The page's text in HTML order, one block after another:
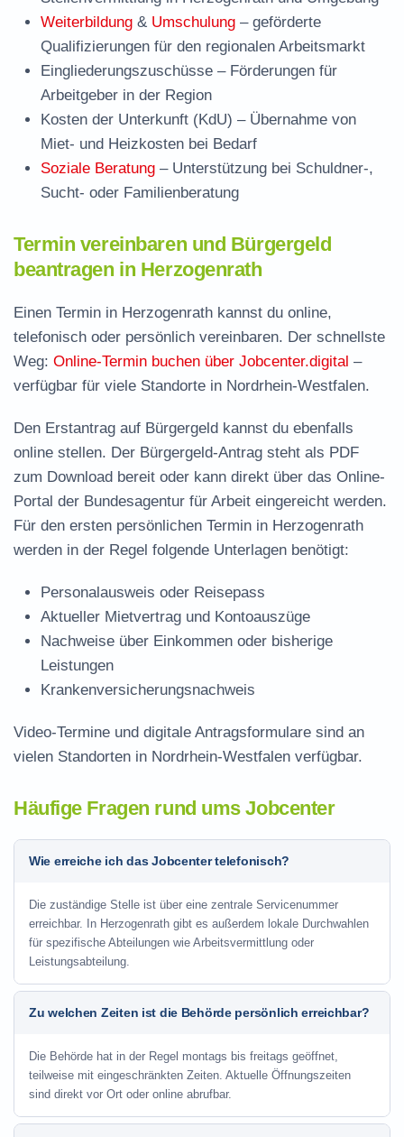
Weiterbildung & Umschulung – geförderte
Qualifizierungen für den regionalen Arbeitsmarkt
Eingliederungszuschüsse – Förderungen für
Arbeitgeber in der Region
Kosten der Unterkunft (KdU) – Übernahme von
Miet- und Heizkosten bei Bedarf
Soziale Beratung – Unterstützung bei Schuldner-,
Sucht- oder Familienberatung
Termin vereinbaren und Bürgergeld
beantragen in Herzogenrath
Einen Termin in Herzogenrath kannst du online,
telefonisch oder persönlich vereinbaren. Der schnellste
Weg: Online-Termin buchen über Jobcenter.digital –
verfügbar für viele Standorte in Nordrhein-Westfalen.
Den Erstantrag auf Bürgergeld kannst du ebenfalls
online stellen. Der Bürgergeld-Antrag steht als PDF
zum Download bereit oder kann direkt über das Online-
Portal der Bundesagentur für Arbeit eingereicht werden.
Für den ersten persönlichen Termin in Herzogenrath
werden in der Regel folgende Unterlagen benötigt:
Personalausweis oder Reisepass
Aktueller Mietvertrag und Kontoauszüge
Nachweise über Einkommen oder bisherige
Leistungen
Krankenversicherungsnachweis
Video-Termine und digitale Antragsformulare sind an
vielen Standorten in Nordrhein-Westfalen verfügbar.
Häufige Fragen rund ums Jobcenter
Wie erreiche ich das Jobcenter telefonisch?
Die zuständige Stelle ist über eine zentrale Servicenummer
erreichbar. In Herzogenrath gibt es außerdem lokale Durchwahlen
für spezifische Abteilungen wie Arbeitsvermittlung oder
Leistungsabteilung.
Zu welchen Zeiten ist die Behörde persönlich erreichbar?
Die Behörde hat in der Regel montags bis freitags geöffnet,
teilweise mit eingeschränkten Zeiten. Aktuelle Öffnungszeiten
sind direkt vor Ort oder online abrufbar.